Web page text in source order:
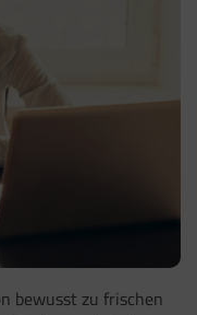
bewusst zu frischen